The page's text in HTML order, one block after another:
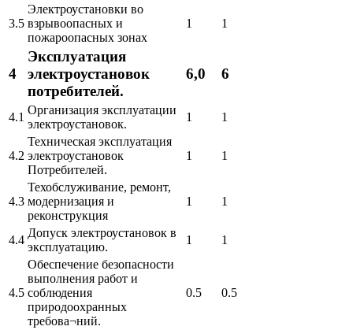
3.5
Электроустановки во
взрывоопасных и
пожароопасных зонах
1 1
4
Эксплуатация
электроустановок
потребителей.
6,0 6
4.1
Организация эксплуатации
электроустановок.
1 1
4.2
Техническая эксплуатация
электроустановок
Потребителей.
1 1
4.3
Техобслуживание, ремонт,
модернизация и
реконструкция
1 1
4.4
Допуск электроустановок в
эксплуатацию.
1 1
4.5
Обеспечение безопасности
выполнения работ и
соблюдения
природоохранных
требова¬ний.
0.5 0.5